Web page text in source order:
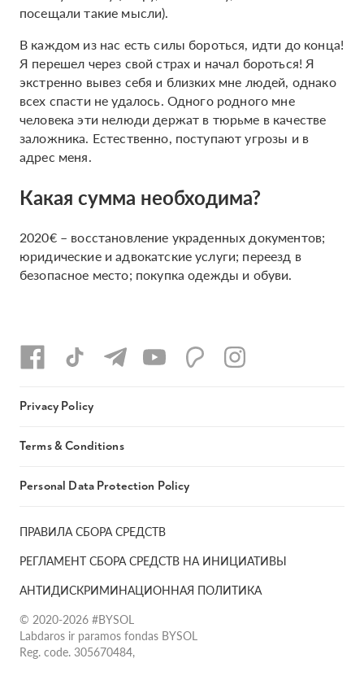
посещали такие мысли).
В каждом из нас есть силы бороться, идти до конца!
Я перешел через свой страх и начал бороться! Я
экстренно вывез себя и близких мне людей, однако
всех спасти не удалось. Одного родного мне
человека эти нелюди держат в тюрьме в качестве
заложника. Естественно, поступают угрозы и в
адрес меня.
Какая сумма необходима?
2020€ – восстановление украденных документов;
юридические и адвокатские услуги; переезд в
безопасное место; покупка одежды и обуви.
ПРАВИЛА СБОРА СРЕДСТВ
РЕГЛАМЕНТ СБОРА СРЕДСТВ НА ИНИЦИАТИВЫ
АНТИДИСКРИМИНАЦИОННАЯ ПОЛИТИКА
© 2020-2026 #BYSOL
Labdaros ir paramos fondas BYSOL
Reg. code. 305670484,
Privacy Policy
Terms & Conditions
Personal Data Protection Policy